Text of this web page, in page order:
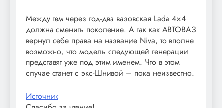
Между тем через год-два вазовская Lada 4×4
должна сменить поколение. А так как АВТОВАЗ
вернул себе права на название Niva, то вполне
возможно, что модель следующей генерации
представят уже под этим именем. Что в этом
случае станет с экс-Шнивой – пока неизвестно.
Источник